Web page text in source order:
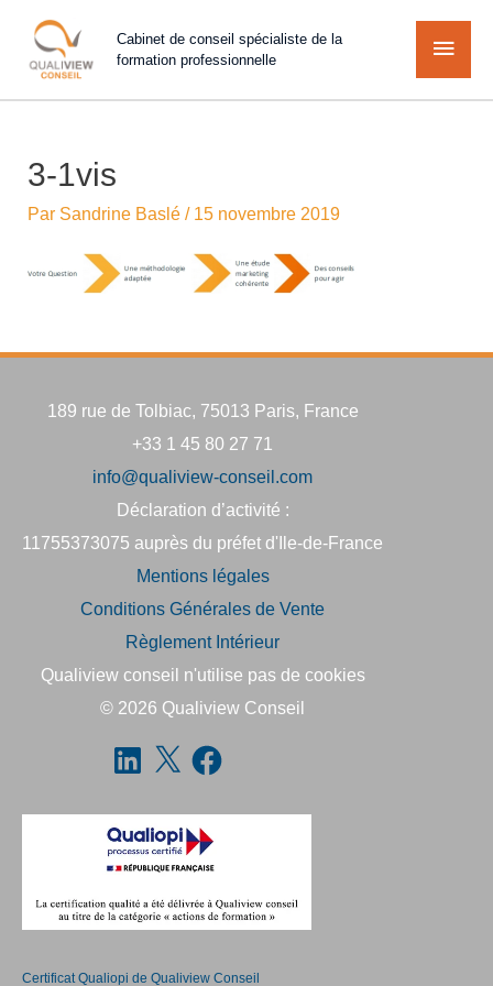
Cabinet de conseil spécialiste de la
formation professionnelle
3-1vis
Par Sandrine Baslé / 15 novembre 2019
189 rue de Tolbiac, 75013 Paris, France
+33 1 45 80 27 71
info@qualiview-conseil.com
Déclaration d’activité :
11755373075 auprès du préfet d'Ile-de-France
Mentions légales
Conditions Générales de Vente
Règlement Intérieur
Qualiview conseil n'utilise pas de cookies
© 2026 Qualiview Conseil
Certificat Qualiopi de Qualiview Conseil